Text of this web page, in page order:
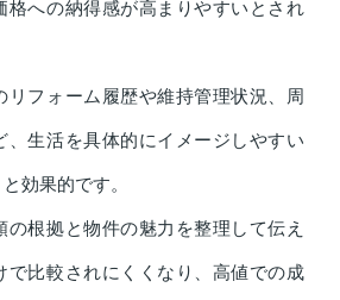
格への納得感が高まりやすいとされ
リフォーム履歴や維持管理状況、周
、生活を具体的にイメージしやすい
効果的です。
の根拠と物件の魅力を整理して伝え
で比較されにくくなり、高値での成